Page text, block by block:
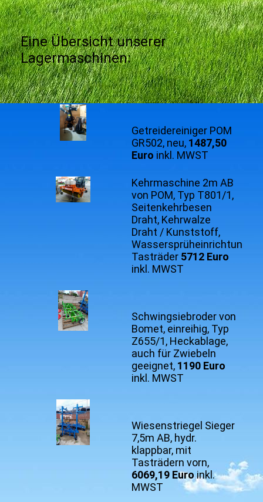
Eine Übersicht unserer
Lagermaschinen:
Getreidereiniger POM
GR502, neu, 1487,50
Euro inkl. MWST
Kehrmaschine 2m AB
von POM, Typ T801/1,
Seitenkehrbesen
Draht, Kehrwalze
Draht / Kunststoff,
Wassersprüheinrichtung,
Tasträder 5712 Euro
inkl. MWST
Schwingsiebroder von
Bomet, einreihig, Typ
Z655/1, Heckablage,
auch für Zwiebeln
geeignet, 1190 Euro
inkl. MWST
Wiesenstriegel Sieger
7,5m AB, hydr.
klappbar, mit
Tasträdern vorn,
6069,19 Euroinkl.
MWST